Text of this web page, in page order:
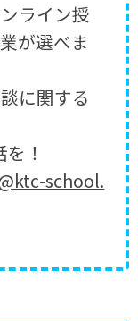
ライン授
が選べま
に関する
！
school.